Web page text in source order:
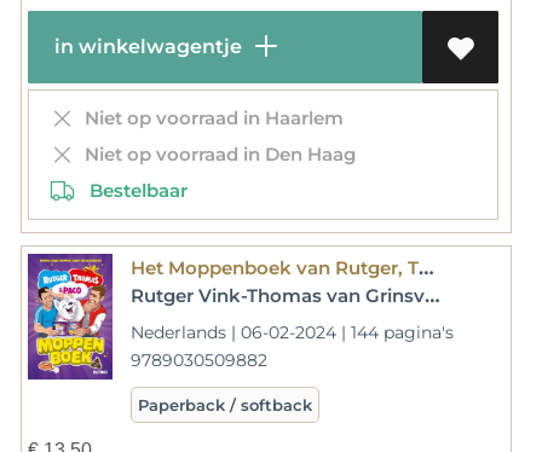
in winkelwagentje
Niet op voorraad in Haarlem
Niet op voorraad in Den Haag
Bestelbaar
Het Moppenboek van Rutger, Thomas en Paco
Rutger Vink-Thomas van Grinsven
Nederlands | 06-02-2024 | 144 pagina's
9789030509882
Paperback / softback